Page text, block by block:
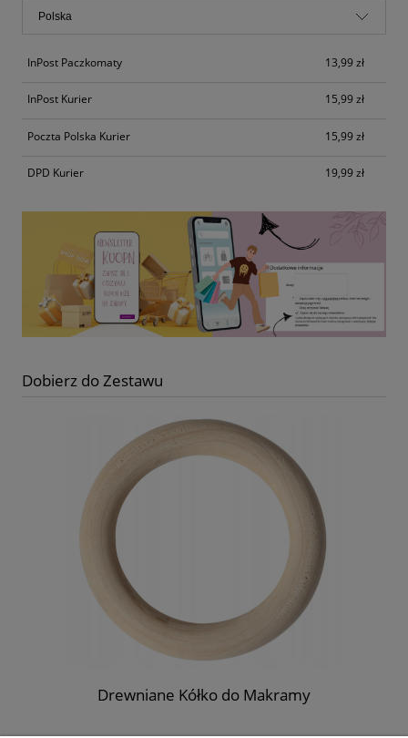
InPost Paczkomaty 13,99 zł
InPost Kurier 15,99 zł
Poczta Polska Kurier 15,99 zł
DPD Kurier 19,99 zł
Dobierz do Zestawu
Drewniane Kółko do Makramy